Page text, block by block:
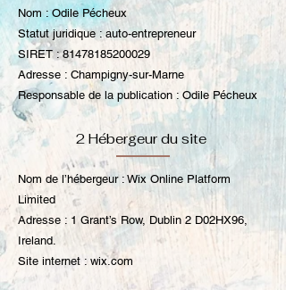
Nom : Odile Pécheux
Statut juridique : auto-entrepreneur
SIRET :81478185200029
Adresse : Champigny-sur-Marne
Responsable de la publication : Odile Pécheux
2 Hébergeur du site
Nom de l’hébergeur : Wix Online Platform
Limited
Adresse : 1 Grant’s Row, Dublin 2 D02HX96,
Ireland.
Site internet : wix.com